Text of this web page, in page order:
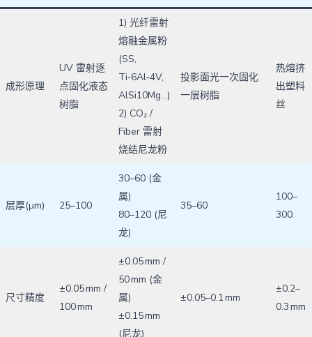
成形原理
UV 雷射逐
点固化液态
树脂
1) 光纤雷射
熔融金属粉
(SS,
Ti‑6Al‑4V,
AlSi10Mg…)
2) CO₂ /
Fiber 雷射
烧结尼龙粉
投影面光一次固化
一层树脂
热熔挤
出塑料
丝
层厚(µm) 25–100
30–60 (金
属)
80–120 (尼
龙)
35–60
100–
300
尺寸精度
±0.05 mm /
100 mm
±0.05 mm /
50 mm (金
属)
±0.15 mm
(尼龙)
±0.05–0.1 mm
±0.2–
0.3 mm